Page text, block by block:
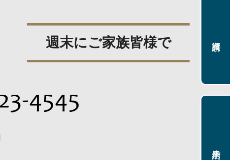
週末にご家族皆様で